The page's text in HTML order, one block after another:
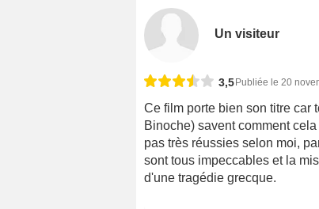
Un visiteur
3,5 Publiée le 20
Ce film porte bien son titre car
Binoche) savent comment
pas très réussies selon moi,
sont tous impeccables et la
d'une tragédie grecque.